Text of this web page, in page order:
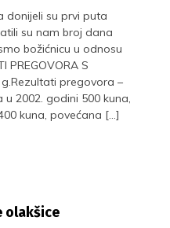
donijeli su prvi puta
su nam broj dana
božićnicu u odnosu
PREGOVORA S
g.Rezultati pregovora –
2002. godini 500 kuna,
kuna, povećana […]
olakšice